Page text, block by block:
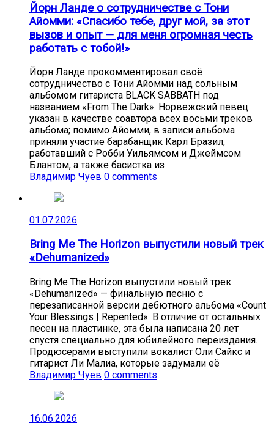
Йорн Ланде о сотрудничестве с Тони
Айомми: «Спасибо тебе, друг мой, за этот
вызов и опыт — для меня огромная честь
работать с тобой!»
Йорн Ланде прокомментировал своё
сотрудничество с Тони Айомми над сольным
альбомом гитариста BLACK SABBATH под
названием «From The Dark». Норвежский певец
указан в качестве соавтора всех восьми треков
альбома; помимо Айомми, в записи альбома
приняли участие барабанщик Карл Бразил,
работавший с Робби Уильямсом и Джеймсом
Блантом, а также басистка из
Владимир Чуев 0 comments
01.07.2026
Bring Me The Horizon выпустили новый трек
«Dehumanized»
Bring Me The Horizon выпустили новый трек
«Dehumanized» — финальную песню с
перезаписанной версии дебютного альбома «Count
Your Blessings | Repented». В отличие от остальных
песен на пластинке, эта была написана 20 лет
спустя специально для юбилейного переиздания.
Продюсерами выступили вокалист Оли Сайкс и
гитарист Ли Малиа, которые задумали её
Владимир Чуев 0 comments
16.06.2026